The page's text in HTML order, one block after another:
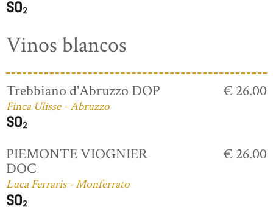
Vinos blancos
Trebbiano d'Abruzzo DOP
Finca Ulisse - Abruzzo
€ 26.00
PIEMONTE VIOGNIER
DOC
Luca Ferraris - Monferrato
€ 26.00